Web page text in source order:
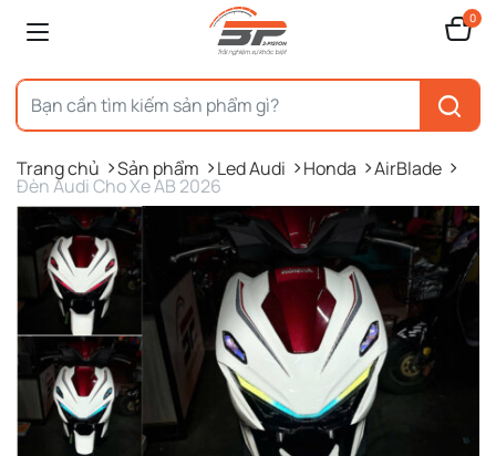
0
Trang chủ Sản phẩm Led Audi Honda AirBlade
Đèn Audi Cho Xe AB 2026